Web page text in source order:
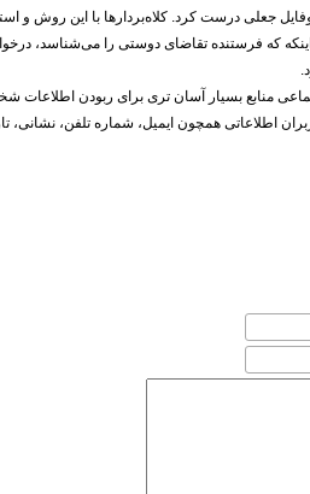
جعلی درست کرد. کلاه‌بردارها با این روش و
که فرستنده تقاضای دوستی را می‌شناسد،
منابع بسیار آسان تری برای ربودن اطلاعات
اطلاعاتی همچون ایمیل، شماره تلفن، نشانی،